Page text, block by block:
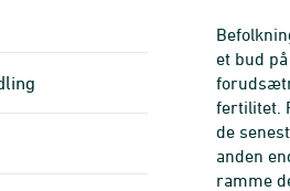
et bud
fertilitet.
de
anden
ramme